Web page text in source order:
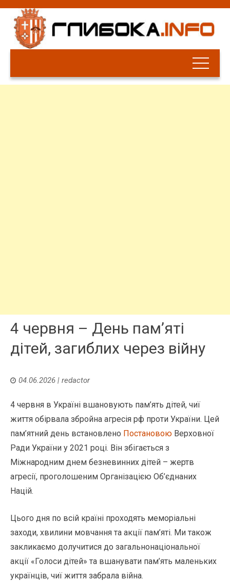
4 червня – День пам’яті
дітей, загиблих через війну
04.06.2026 | redactor
4 червня в Україні вшановують пам’ять дітей, чиї
життя обірвала збройна агресія рф проти України. Цей
пам’ятний день встановлено Постановою Верховної
Ради України у 2021 році. Він збігається з
Міжнародним днем безневинних дітей – жертв
агресії, проголошеним Організацією Об’єднаних
Націй.
Цього дня по всій країні проходять меморіальні
заходи, хвилини мовчання та акції пам’яті. Ми також
закликаємо долучитися до загальнонаціональної
акції «Голоси дітей» та вшанувати пам’ять маленьких
українців, чиї життя забрала війна.